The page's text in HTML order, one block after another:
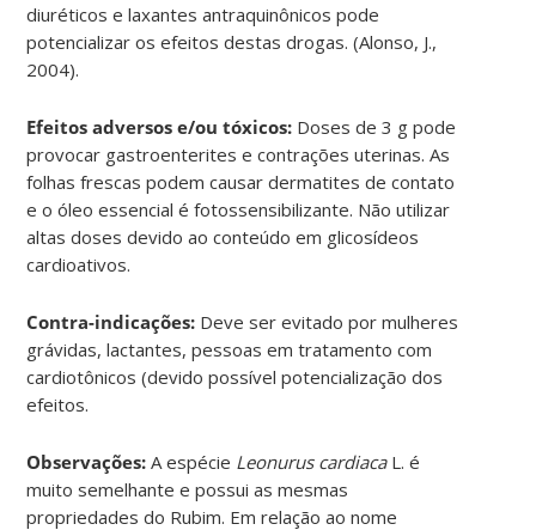
diuréticos e laxantes antraquinônicos pode
potencializar os efeitos destas drogas. (Alonso, J.,
2004).
Efeitos adversos e/ou tóxicos: Doses de 3 g pode
provocar gastroenterites e contrações uterinas. As
folhas frescas podem causar dermatites de contato
e o óleo essencial é fotossensibilizante. Não utilizar
altas doses devido ao conteúdo em glicosídeos
cardioativos.
Contra-indicações: Deve ser evitado por mulheres
grávidas, lactantes, pessoas em tratamento com
cardiotônicos (devido possível potencialização dos
efeitos.
Observações: A espécie Leonurus cardiacaL. é
muito semelhante e possui as mesmas
propriedades do Rubim. Em relação ao nome